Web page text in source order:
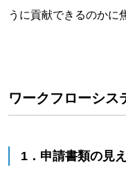
うに貢献できるのかに
ワークフローシス
1．申請書類の見